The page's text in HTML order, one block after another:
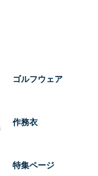
ゴルフウェア
作務衣
特集ページ